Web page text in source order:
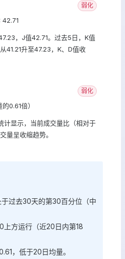
弱化
42.71
，J值42.71。过去5日，K值
41.21升至47.23，K、D值收
弱化
0.61倍）
显示，当前成交量比（相对于
量呈收缩趋势。
于过去30天的第30百分位（中
上方运行（近20日内第18
，低于20日均量。